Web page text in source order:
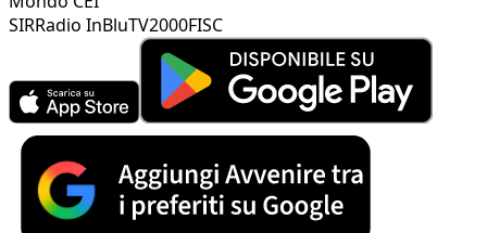
SIRRadio InBluTV2000FISC